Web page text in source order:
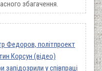
збагачення.
Федоров, політпроект
Корсун (відео)
запідозрили у співпраці